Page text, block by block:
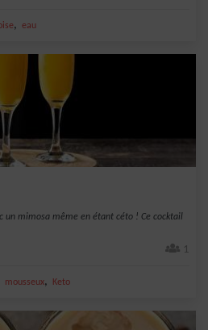
, eau
un mimosa même en étant céto ! Ce cocktail
1
mousseux, Keto